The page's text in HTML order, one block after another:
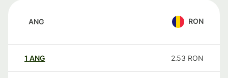
ANG RON
1 ANG 2.53 RON